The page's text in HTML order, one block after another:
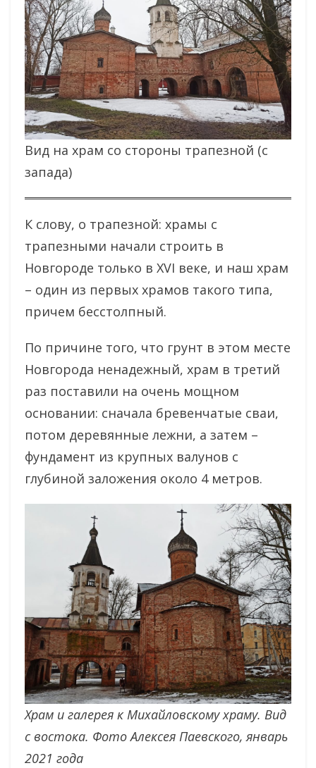
Вид на храм со стороны трапезной (с
запада)
К слову, о трапезной: храмы с
трапезными начали строить в
Новгороде только в XVI веке, и наш храм
– один из первых храмов такого типа,
причем бесстолпный.
По причине того, что грунт в этом месте
Новгорода ненадежный, храм в третий
раз поставили на очень мощном
основании: сначала бревенчатые сваи,
потом деревянные лежни, а затем –
фундамент из крупных валунов с
глубиной заложения около 4 метров.
Храм и галерея к Михайловскому храму. Вид
с востока. Фото Алексея Паевского, январь
2021 года